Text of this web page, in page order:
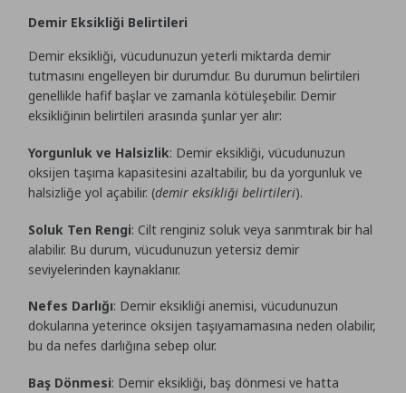
Demir Eksikliği Belirtileri
Demir eksikliği, vücudunuzun yeterli miktarda demir
tutmasını engelleyen bir durumdur. Bu durumun belirtileri
genellikle hafif başlar ve zamanla kötüleşebilir. Demir
eksikliğinin belirtileri arasında şunlar yer alır:
Yorgunluk ve Halsizlik: Demir eksikliği, vücudunuzun
oksijen taşıma kapasitesini azaltabilir, bu da yorgunluk ve
halsizliğe yol açabilir. (demir eksikliği belirtileri).
Soluk Ten Rengi: Cilt renginiz soluk veya sarımtırak bir hal
alabilir. Bu durum, vücudunuzun yetersiz demir
seviyelerinden kaynaklanır.
Nefes Darlığı: Demir eksikliği anemisi, vücudunuzun
dokularına yeterince oksijen taşıyamamasına neden olabilir,
bu da nefes darlığına sebep olur.
Baş Dönmesi: Demir eksikliği, baş dönmesi ve hatta